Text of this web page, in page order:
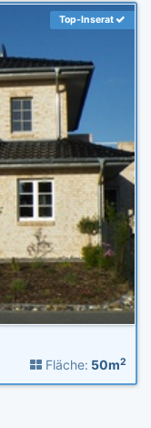
Top-Inserat
Fläche: 50m2